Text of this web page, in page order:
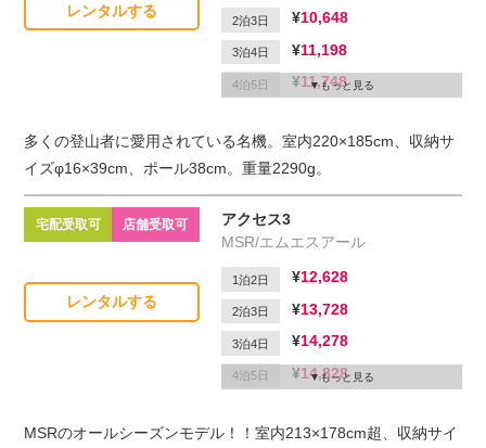
2泊3日 10,648
3泊4日 11,198
4泊5日 11,748
延滞1日 2,200
もっと見る
レンタルする
多くの登山者に愛用されている名機。室内220×185cm、収納サ
イズφ16×39cm、ポール38cm。重量2290g。
アクセス3
MSR/エムエスアール
1泊2日 12,628
2泊3日 13,728
3泊4日 14,278
4泊5日 14,828
延滞1日 2,200
もっと見る
宅配受取可 店舗受取可
レンタルする
MSRのオールシーズンモデル！！室内213×178cm超、収納サイ